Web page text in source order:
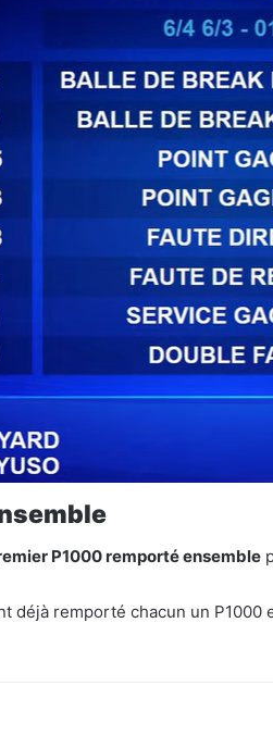
P1000 remporté ensemble
déjà remporté chacun un